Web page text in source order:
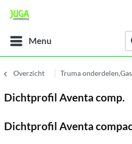
Menu
Overzicht Truma
Dichtprofil Aventa comp.
Dichtprofil Aventa